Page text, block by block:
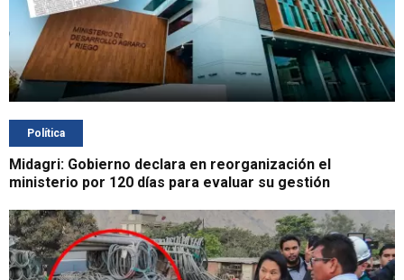
Política
Midagri: Gobierno declara en reorganización el
ministerio por 120 días para evaluar su gestión